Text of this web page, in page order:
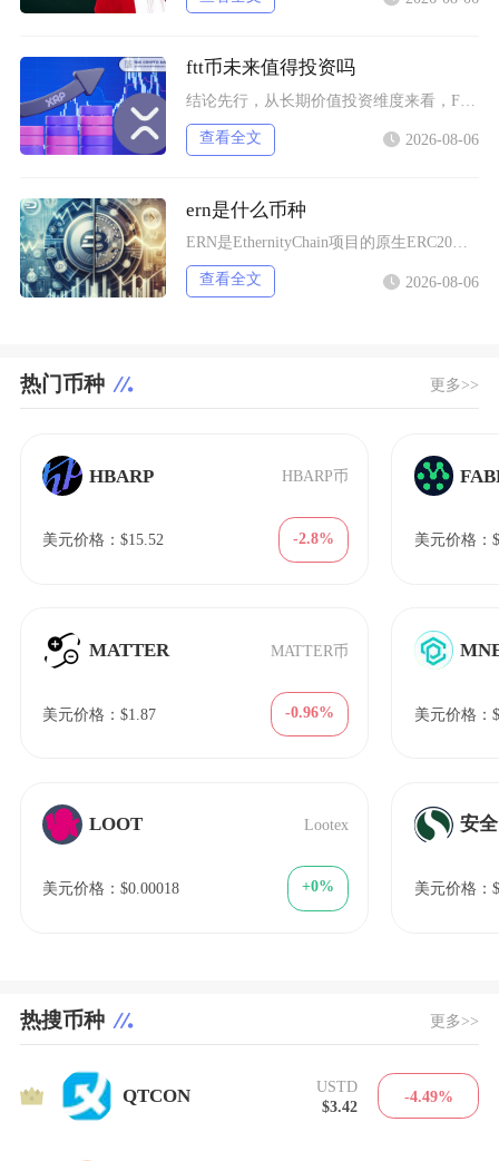
ftt币未来值得投资吗
查看全文 2026-08-06
ern是什么币种
ERN是EthernityChain项目的原生ERC20代币，主打合规授权NFT赛道，聚焦
查看全文 2026-08-06
热门币种 更多>>
HBARP HBARP币
美元价格：$15.52 -2.8%
MATTER MATTER币
美元价格：$1.87 -0.96%
LOOT Lootex
美元价格：$0.00018 +0%
美元价格：
美元价格：
安全
美元价格：
热搜币种 更多>>
1 QTCON
USTD
$3.42
-4.49%